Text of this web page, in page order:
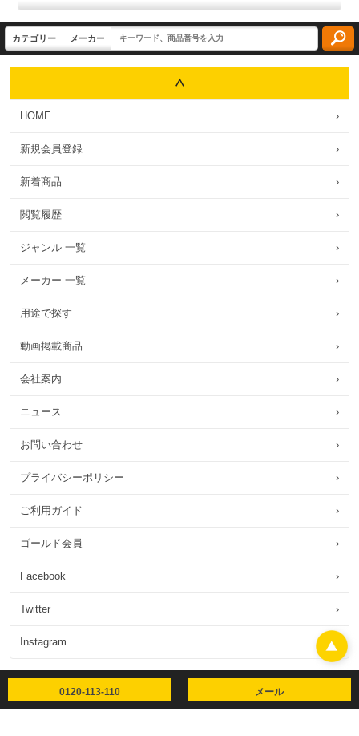
HOME ›
新規会員登録 ›
新着商品 ›
閲覧履歴 ›
ジャンル 一覧 ›
メーカー 一覧 ›
用途で探す ›
動画掲載商品 ›
会社案内 ›
ニュース ›
お問い合わせ ›
プライバシーポリシー ›
ご利用ガイド ›
ゴールド会員 ›
Facebook ›
Twitter ›
Instagram
0120-113-110 メール